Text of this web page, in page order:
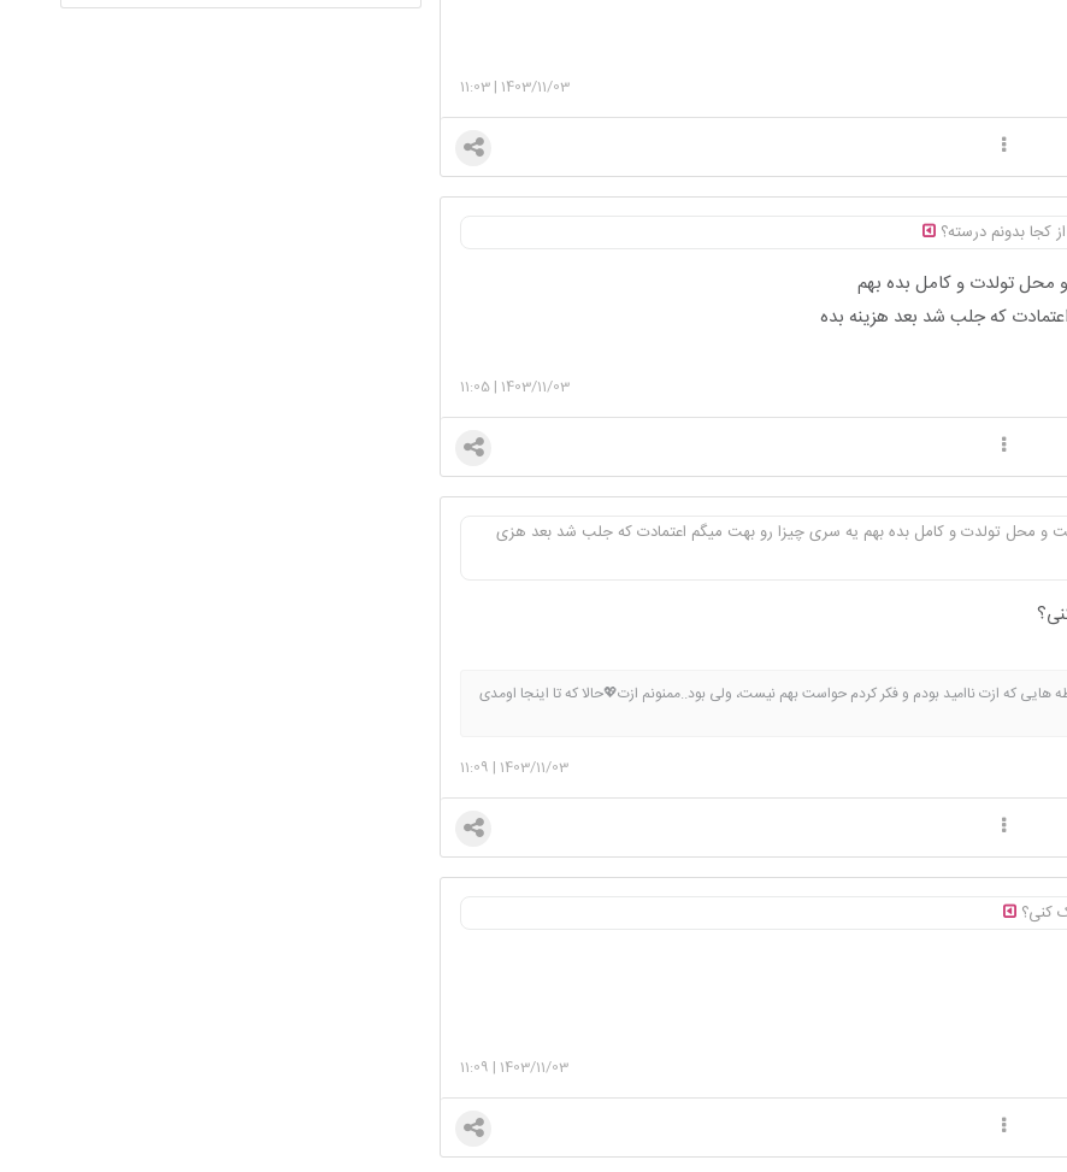
1403/11/03
|
11:03
کجا بدونم درسته؟
محل تولدت و کامل بده بهم
که جلب شد بعد هزینه بده
1403/11/03
|
11:05
و محل تولدت و کامل بده بهم یه سری چیزا رو بهت میگم اعتمادت که جلب شد بعد هزی
هایی که ازت ناامید بودم و فکر کردم حواست بهم نیست، ولی بود..ممنونم ازت💖حالا که تا اینجا اومدی
1403/11/03
|
11:09
کنی؟
1403/11/03
|
11:09